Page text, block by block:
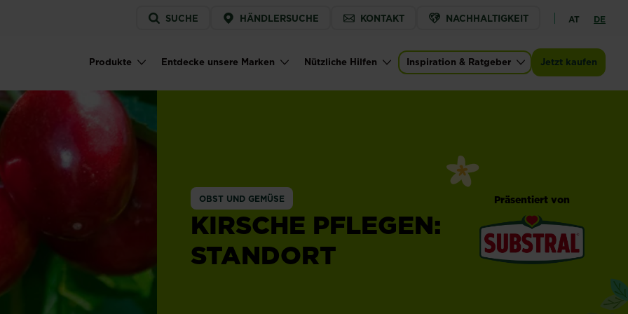
Service
menu
SUCHE HÄNDLERSUCHE KONTAKT NACHHALTIGKEIT AT DE
Main navigation
Produkte Entdecke unsere Marken Nützliche Hilfen Inspiration & Ratgeber Jetzt kaufen
OBST UND GEMÜSE
KIRSCHE PFLEGEN:
STANDORT
Präsentiert von